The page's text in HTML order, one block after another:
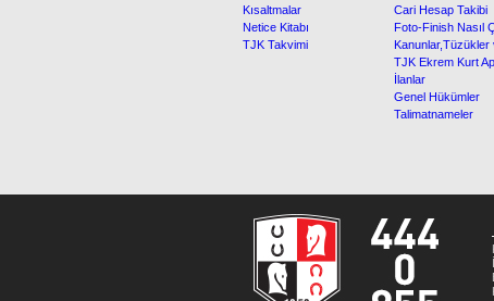
Kısaltmalar
Cari Hesap Takibi
Netice Kitabı
Foto-Finish Nasıl
TJK Takvimi
Kanunlar,Tüzükler
TJK Ekrem Kurt
İlanlar
Genel Hükümler
Talimatnameler